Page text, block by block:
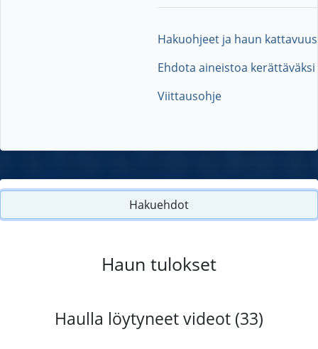
Hakuohjeet ja haun kattavuus
Ehdota aineistoa kerättäväksi
Viittausohje
Hakuehdot
Haun tulokset
Haulla löytyneet videot (33)